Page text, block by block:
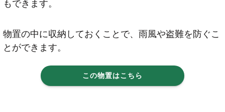
もできます。
物置の中に収納しておくことで、雨風や盗難を防ぐこ
とができます。
この物置はこちら